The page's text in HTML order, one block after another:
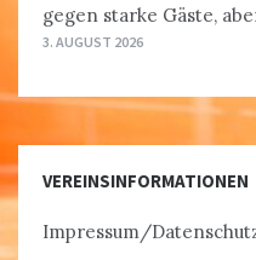
gegen starke Gäste,
3. AUGUST 2026
VEREINSINFORMATIONEN
Impressum/